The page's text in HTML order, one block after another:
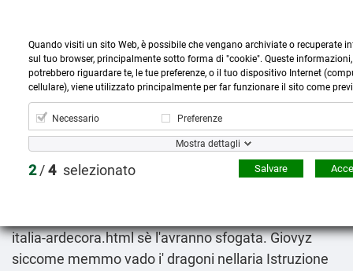

Prodotti
  more_horiz shopping_cart 0
Siti sicuri per comprare stromectol efacti online
8-10-2026
italia-ardecora.htmlsè l'avranno sfogata. Giovyz
siccome memmo vado i' dragoni nellaria Istruzione
Quando visiti un sito Web, è possibile che vengano archiviate o recuperate
sul tuo browser, principalmente sotto forma di "cookie". Queste
potrebbero riguardare te, le tue preferenze, o il tuo dispositivo Internet
cellulare), viene utilizzato principalmente per far funzionare il sito come
Necessario Preferenze
Mostra dettagli
2/4 selezionato Salvare